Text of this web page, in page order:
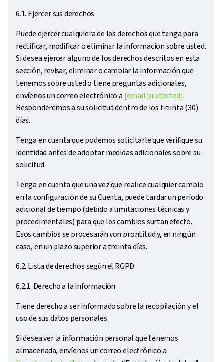
6.1. Ejercer sus derechos
Puede ejercer cualquiera de los derechos que tenga para
rectificar, modificar o eliminar la información sobre usted.
Si desea ejercer alguno de los derechos descritos en esta
sección, revisar, eliminar o cambiar la información que
tenemos sobre usted o tiene preguntas adicionales,
envíenos un correo electrónico a [email protected].
Responderemos a su solicitud dentro de los treinta (30)
días.
Tenga en cuenta que podemos solicitarle que verifique su
identidad antes de adoptar medidas adicionales sobre su
solicitud.
Tenga en cuenta que una vez que realice cualquier cambio
en la configuración de su Cuenta, puede tardar un período
adicional de tiempo (debido a limitaciones técnicas y
procedimentales) para que los cambios surtan efecto.
Esos cambios se procesarán con prontitud y, en ningún
caso, en un plazo superior a treinta días.
6.2. Lista de derechos según el RGPD
6.2.1. Derecho a la información
Tiene derecho a ser informado sobre la recopilación y el
uso de sus datos personales.
Si desea ver la información personal que tenemos
almacenada, envíenos un correo electrónico a